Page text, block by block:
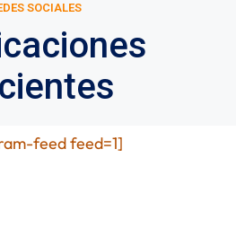
SOCIALES
feed feed=1]